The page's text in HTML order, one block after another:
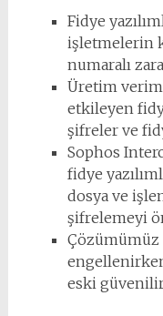
Fidye
işletmelerin
numaralı
Üretim
etkileyen
şifreler ve
Sophos
fidye
dosya ve
şifrelemeyi
Çözümümüz
eski